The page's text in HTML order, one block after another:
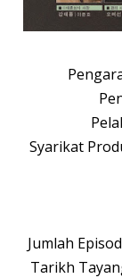
Syarikat
Jumlah
Tarikh